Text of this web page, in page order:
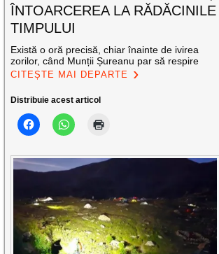
ÎNTOARCEREA LA RĂDĂCINILE
TIMPULUI
Există o oră precisă, chiar înainte de ivirea
zorilor, când Munții Șureanu par să respire
CITEȘTE MAI DEPARTE
Distribuie acest articol